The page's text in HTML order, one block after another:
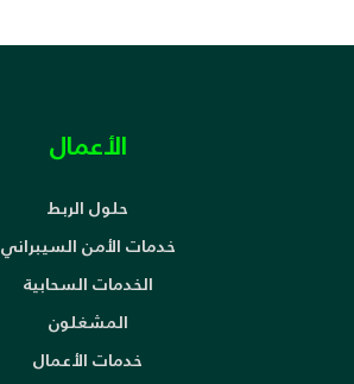
الأعمال
حلول الربط
خدمات الأمن السيبراني
الخدمات السحابية
المشغلون
خدمات الأعمال